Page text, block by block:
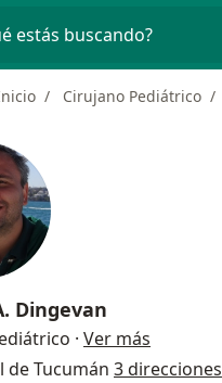
estás buscando?
Cirujano Pediátrico
Dingevan
· Ver más
de Tucumán 3 direcciones